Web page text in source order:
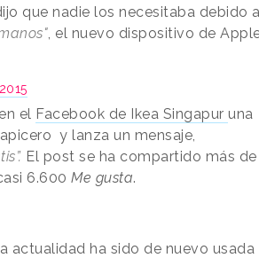
que nadie los necesitaba debido a
, el nuevo dispositivo de
el Facebook de Ikea Singapur una
y lanza un mensaje,
El post se ha compartido más de
6.600 Me gusta.
actualidad ha sido de nuevo usada